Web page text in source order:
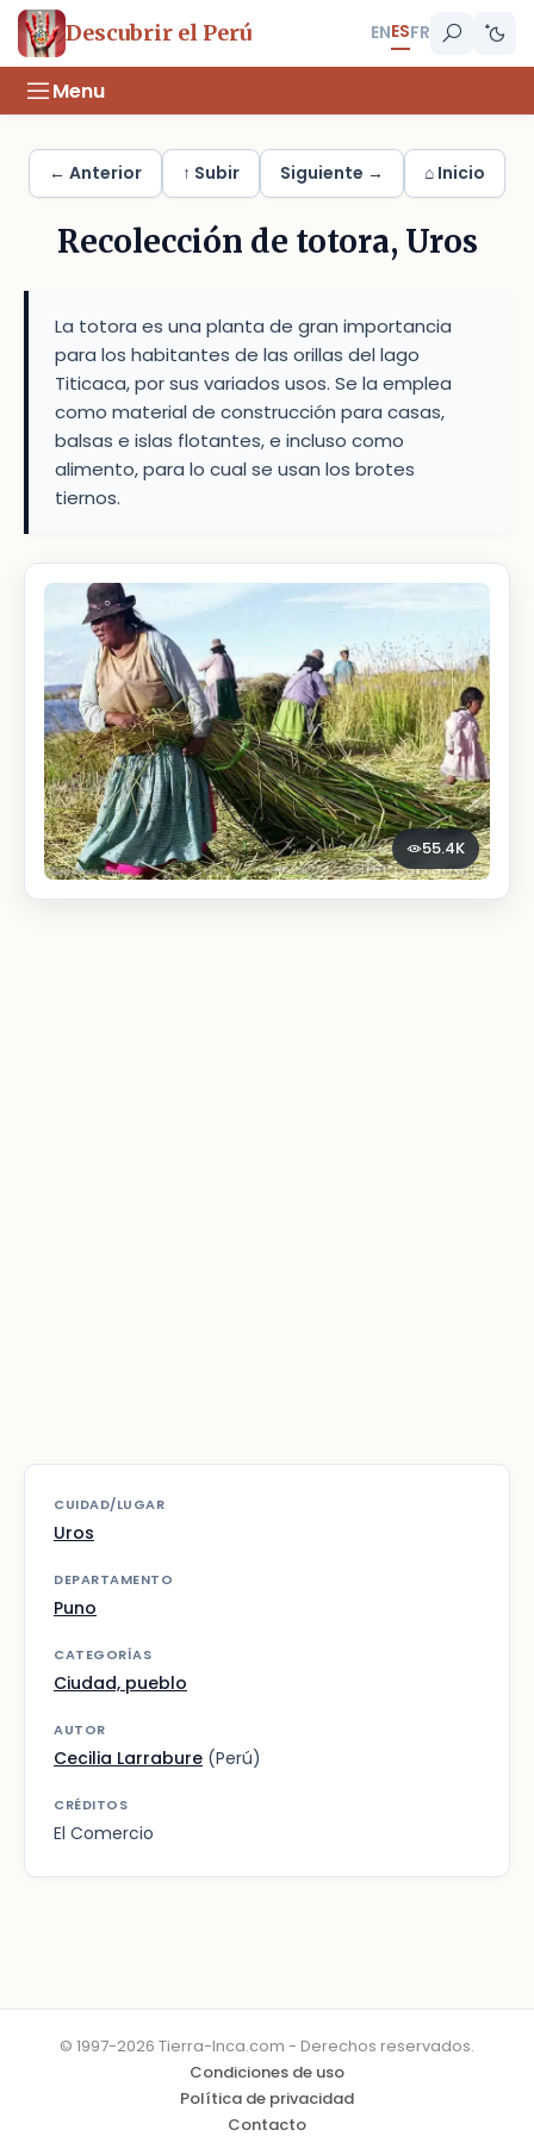
Descubrir el Perú ENESFR
Menu
← Anterior ↑ Subir Siguiente → ⌂ Inicio
Recolección de totora, Uros
La totora es una planta de gran importancia
para los habitantes de las orillas del lago
Titicaca, por sus variados usos. Se la emplea
como material de construcción para casas,
balsas e islas flotantes, e incluso como
alimento, para lo cual se usan los brotes
tiernos.
55.4K
CUIDAD/LUGAR
Uros
DEPARTAMENTO
Puno
CATEGORÍAS
Ciudad, pueblo
AUTOR
Cecilia Larrabure (Perú)
CRÉDITOS
El Comercio
© 1997-2026 Tierra-Inca.com - Derechos reservados.
Condiciones de uso
Política de privacidad
Contacto